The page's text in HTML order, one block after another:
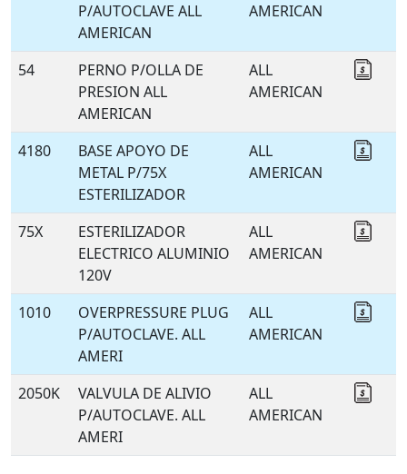
P/AUTOCLAVE ALL
AMERICAN
AMERICAN
54
PERNO P/OLLA DE
PRESION ALL
AMERICAN
ALL
AMERICAN
4180
BASE APOYO DE
METAL P/75X
ESTERILIZADOR
ALL
AMERICAN
75X
ESTERILIZADOR
ELECTRICO ALUMINIO
120V
ALL
AMERICAN
1010
OVERPRESSURE PLUG
P/AUTOCLAVE. ALL
AMERI
ALL
AMERICAN
2050K
VALVULA DE ALIVIO
P/AUTOCLAVE. ALL
AMERI
ALL
AMERICAN